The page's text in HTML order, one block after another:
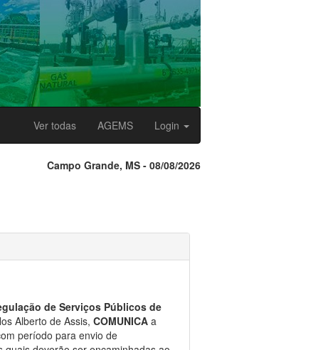
Ver todas AGEMS Login
Campo Grande, MS - 08/08/2026
de Serviços Públicos de
Alberto de Assis, COMUNICA a
período para envio de